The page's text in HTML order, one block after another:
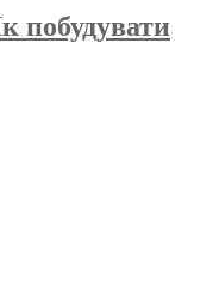
побудувати